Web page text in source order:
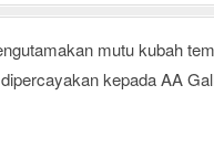
mutu kubah
kepada AA